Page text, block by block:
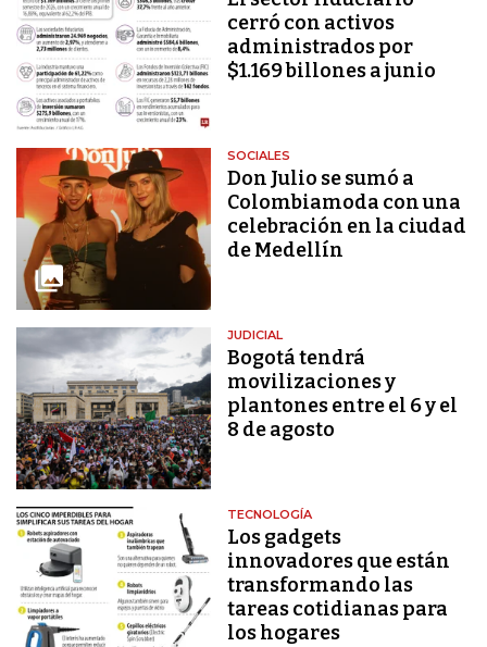
cerró con activos
administrados por
$1.169 billones a junio
SOCIALES
Don Julio se sumó a
Colombiamoda con una
celebración en la ciudad
de Medellín
JUDICIAL
Bogotá tendrá
movilizaciones y
plantones entre el 6 y el
8 de agosto
TECNOLOGÍA
Los gadgets
innovadores que están
transformando las
tareas cotidianas para
los hogares